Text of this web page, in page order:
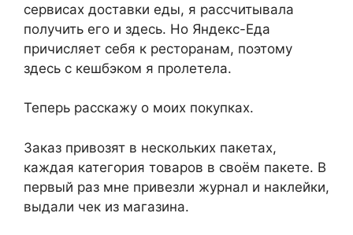
сервисах доставки еды, я рассчитывала
получить его и здесь. Но Яндекс-Еда
причисляет себя к ресторанам, поэтому
здесь с кешбэком я пролетела.
Теперь расскажу о моих покупках.
Заказ привозят в нескольких пакетах,
каждая категория товаров в своём пакете. В
первый раз мне привезли журнал и наклейки,
выдали чек из магазина.